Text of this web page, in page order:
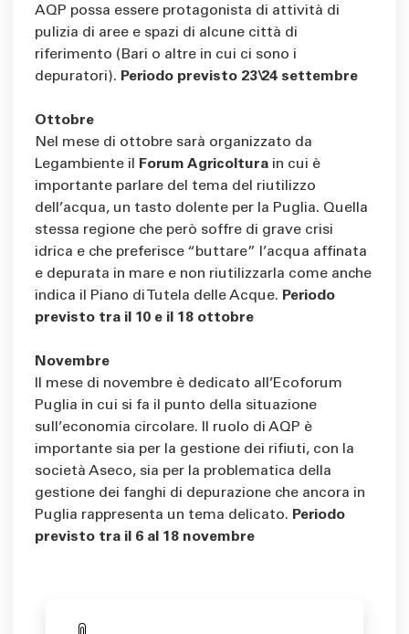
AQP possa essere protagonista di attività di
pulizia di aree e spazi di alcune città di
riferimento (Bari o altre in cui ci sono i
depuratori). Periodo previsto 23\24 settembre
Ottobre
Nel mese di ottobre sarà organizzato da
Legambiente il
Forum Agricoltura in cui è
importante parlare del tema del riutilizzo
dell’acqua, un tasto dolente per la Puglia. Quella
stessa regione che però soffre di grave crisi
idrica e che preferisce “buttare” l’acqua affinata
e depurata in mare e non riutilizzarla come anche
indica il Piano di Tutela delle Acque. Periodo
previsto tra il 10 e il 18 ottobre
Novembre
Il mese di novembre è dedicato all’Ecoforum
Puglia in cui si fa il punto della situazione
sull’economia circolare. Il ruolo di AQP è
importante sia per la gestione dei rifiuti, con la
società Aseco, sia per la problematica della
gestione dei fanghi di depurazione che ancora in
Puglia rappresenta un tema delicato. Periodo
previsto tra il 6 al 18 novembre